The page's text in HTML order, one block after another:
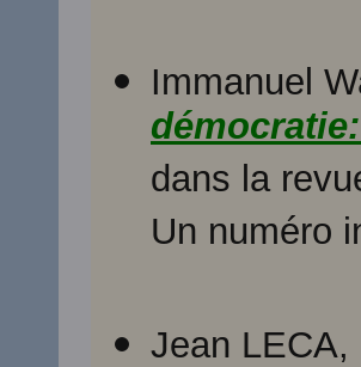
Immanuel
dans la
Un numéro
Jean LECA,